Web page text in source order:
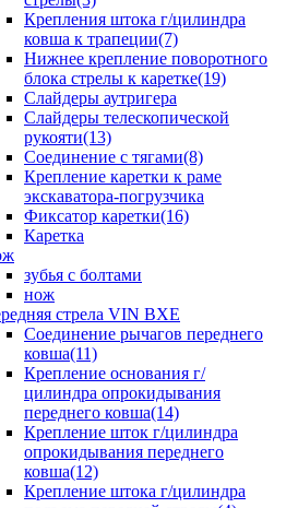
Крепления штока г/цилиндра
ковша к трапеции(7)
Нижнее крепление поворотного
блока стрелы к каретке(19)
Слайдеры аутригера
Слайдеры телескопической
рукояти(13)
Соединение с тягами(8)
Крепление каретки к раме
экскаватора-погрузчика
Фиксатор каретки(16)
Каретка
зубья с болтами
нож
стрела VIN BXE
Cоединение рычагов переднего
ковша(11)
Крепление основания г/
цилиндра опрокидывания
переднего ковша(14)
Крепление шток г/цилиндра
опрокидывания переднего
ковша(12)
Крепление штока г/цилиндра